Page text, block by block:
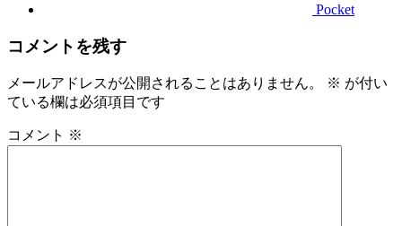
Pocket
コメントを残す
メールアドレスが公開されることはありません。 ※ が付い
ている欄は必須項目です
コメント ※